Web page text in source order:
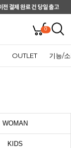
0
OUTLET 기능/
WOMAN
KIDS